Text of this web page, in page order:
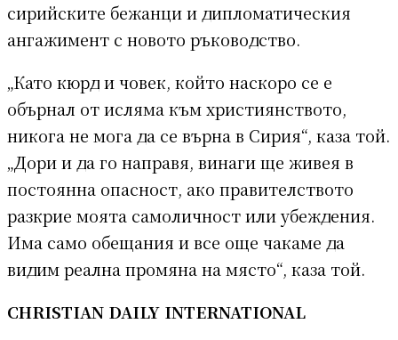
сирийските бежанци и дипломатическия
ангажимент с новото ръководство.
„Като кюрд и човек, който наскоро се е
обърнал от исляма към християнството,
никога не мога да се върна в Сирия“, каза той.
„Дори и да го направя, винаги ще живея в
постоянна опасност, ако правителството
разкрие моята самоличност или убеждения.
Има само обещания и все още чакаме да
видим реална промяна на място“, каза той.
CHRISTIAN DAILY INTERNATIONAL